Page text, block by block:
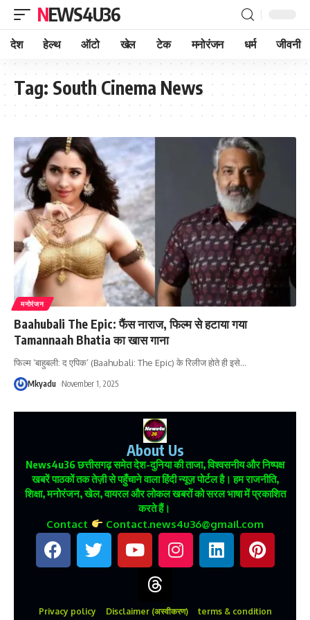
NEWS4U36
देश हेल्थ ऑटो खेल टेक मनोरंजन धर्म जीवनी
Tag: South Cinema News
मनोरंजन
Baahubali The Epic: फैंस नाराज, फिल्म से हटाया गया
Tamannaah Bhatia का खास गाना
फिल्म ‘बाहुबली: द एपिक’ (Baahubali: The Epic) के रिलीज होते ही इसे…
Mkyadu November 1, 2025
About Us
News4u36छत्तीसगढ़ समेत देश-दुनिया की ताजा, विश्वसनीय और निष्पक्ष
खबरें पाठकों तक तेज़ी से पहुँचाने वाला हिंदी न्यूज़ पोर्टल है। हम राजनीति,
शिक्षा, मनोरंजन, खेल, वायरल और लोकल खबरों को सरल भाषा में प्रकाशित
करते हैं।
Contact Contact.news4u36@gmail.com
Privacy policy Disclaimer (अस्वीकरण) terms & condition